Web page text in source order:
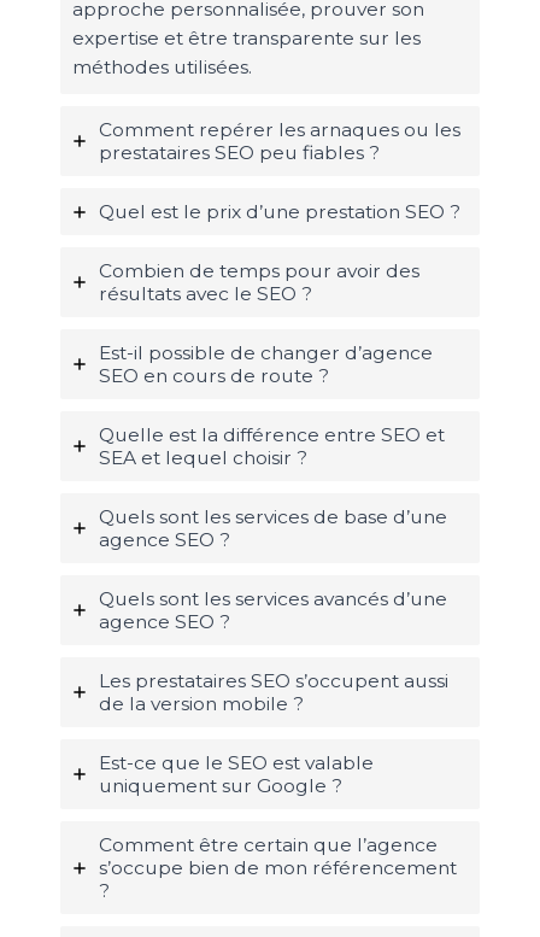
approche personnalisée, prouver son
expertise et être transparente sur les
méthodes utilisées.
Comment repérer les arnaques ou les
prestataires SEO peu fiables ?
Quel est le prix d’une prestation SEO ?
Combien de temps pour avoir des
résultats avec le SEO ?
Est-il possible de changer d’agence
SEO en cours de route ?
Quelle est la différence entre SEO et
SEA et lequel choisir ?
Quels sont les services de base d’une
agence SEO ?
Quels sont les services avancés d’une
agence SEO ?
Les prestataires SEO s’occupent aussi
de la version mobile ?
Est-ce que le SEO est valable
uniquement sur Google ?
Comment être certain que l’agence
s’occupe bien de mon référencement
?